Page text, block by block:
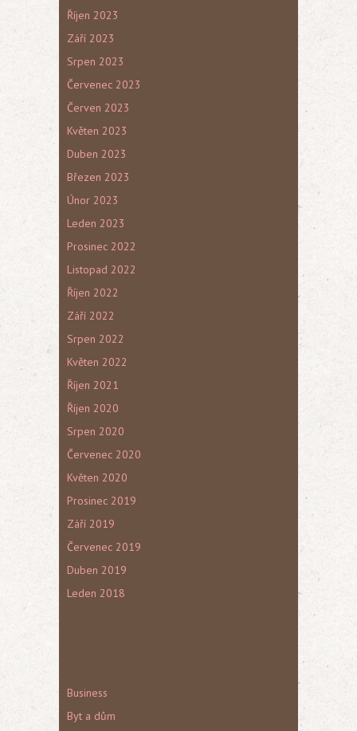
Říjen 2023
Září 2023
Srpen 2023
Červenec 2023
Červen 2023
Květen 2023
Duben 2023
Březen 2023
Únor 2023
Leden 2023
Prosinec 2022
Listopad 2022
Říjen 2022
Září 2022
Srpen 2022
Květen 2022
Říjen 2021
Říjen 2020
Srpen 2020
Červenec 2020
Květen 2020
Prosinec 2019
Září 2019
Červenec 2019
Duben 2019
Leden 2018
Business
Byt a dům